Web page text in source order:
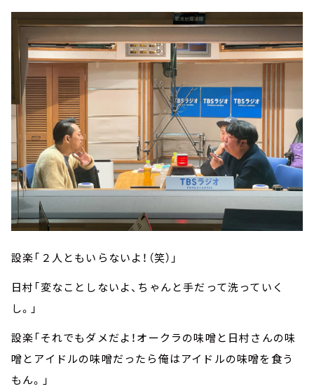
設楽「２人ともいらないよ！（笑）」
日村「変なことしないよ、ちゃんと手だって洗っていく
し。」
設楽「それでもダメだよ！オークラの味噌と日村さんの味
噌とアイドルの味噌だったら俺はアイドルの味噌を食う
もん。」